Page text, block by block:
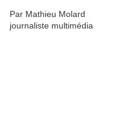
Par Mathieu Molard
journaliste multimédia